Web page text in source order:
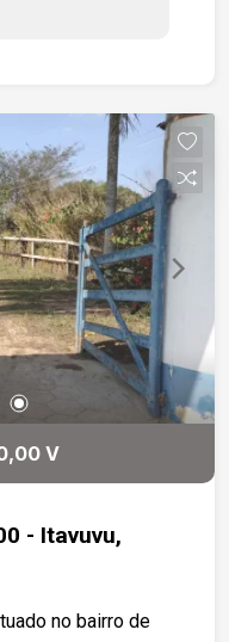
de serviços
V
- Itavuvu,
no bairro de